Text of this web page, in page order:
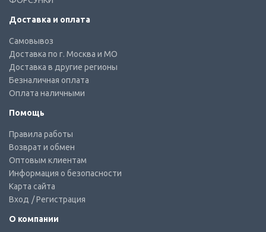
Доставка и оплата
Самовывоз
Доставка по г. Москва и МО
Доставка в другие регионы
Безналичная оплата
Оплата наличными
Помощь
Правила работы
Возврат и обмен
Оптовым клиентам
Информация о безопасности
Карта сайта
Вход / Регистрация
О компании